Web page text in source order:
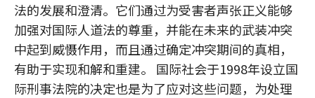
法的发展和澄清。它们通过为受害者声张正义能够
加强对国际人道法的尊重，并能在未来的武装冲突
中起到威慑作用，而且通过确定冲突期间的真相，
有助于实现和解和重建。 国际社会于1998年设立国
际刑事法院的决定也是为了应对这些问题，为处理